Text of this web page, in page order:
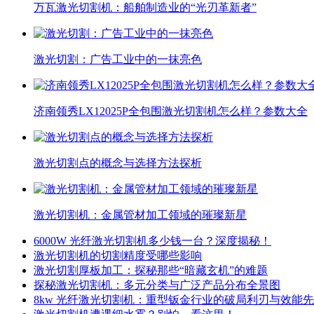
万瓦激光切割机：船舶制造业的“光刃革新者”
激光切割：广告工业中的一抹亮色
济南领秀LX12025P全包围激光切割机怎么样？参数大全
激光切割点的概念与选择方法探析
激光切割机：金属管材加工领域的璀璨新星
6000W 光纤激光切割机多少钱一台？深度揭秘！
激光切割机的切割精度受哪些影响
激光切割厚板加工：探秘那些“暗藏玄机”的难题
探秘激光切割机：多元分类与广泛产品分布全景图
8kw 光纤激光切割机：重型钣金行业的破局利刃与效能